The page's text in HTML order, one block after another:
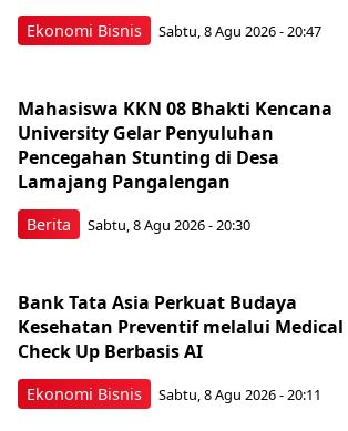
Ekonomi Bisnis Sabtu, 8 Agu 2026 - 20:47
Berita
Mahasiswa KKN 08 Bhakti Kencana
University Gelar Penyuluhan
Pencegahan Stunting di Desa
Lamajang Pangalengan
Sabtu, 8 Agu 2026 - 20:30
Ekonomi Bisnis
Bank Tata Asia Perkuat Budaya
Kesehatan Preventif melalui Medical
Check Up Berbasis AI
Sabtu, 8 Agu 2026 - 20:11